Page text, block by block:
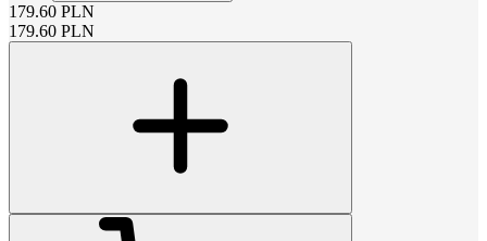
179.60 PLN
179.60 PLN